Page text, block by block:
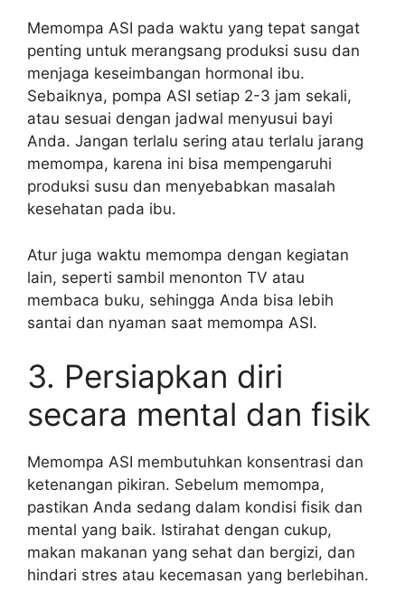
Memompa ASI pada waktu yang tepat sangat
penting untuk merangsang produksi susu dan
menjaga keseimbangan hormonal ibu.
Sebaiknya, pompa ASI setiap 2-3 jam sekali,
atau sesuai dengan jadwal menyusui bayi
Anda. Jangan terlalu sering atau terlalu jarang
memompa, karena ini bisa mempengaruhi
produksi susu dan menyebabkan masalah
kesehatan pada ibu.
Atur juga waktu memompa dengan kegiatan
lain, seperti sambil menonton TV atau
membaca buku, sehingga Anda bisa lebih
santai dan nyaman saat memompa ASI.
3. Persiapkan diri
secara mental dan fisik
Memompa ASI membutuhkan konsentrasi dan
ketenangan pikiran. Sebelum memompa,
pastikan Anda sedang dalam kondisi fisik dan
mental yang baik. Istirahat dengan cukup,
makan makanan yang sehat dan bergizi, dan
hindari stres atau kecemasan yang berlebihan.